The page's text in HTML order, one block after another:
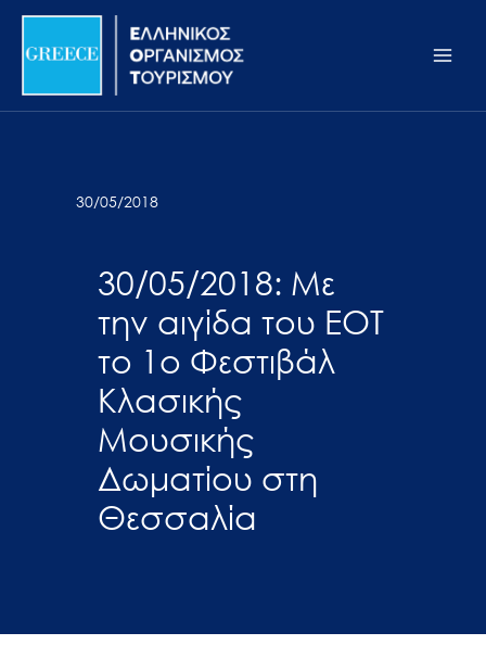
Σημείωση:
ιστότοπος
προσβασιμότητας.
Μετάβαση
περιεχόμενο
30/05/2018
30/05/2018: Με
την αιγίδα του ΕΟΤ
το 1ο Φεστιβάλ
Κλασικής
Μουσικής
Δωματίου στη
Θεσσαλία